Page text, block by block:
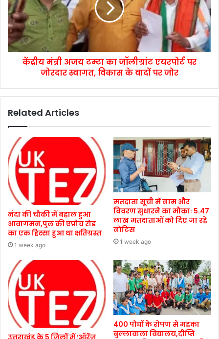
केंद्रीय मंत्री अजय टम्टा का जॉलीग्रांट एयरपोर्ट पर
जोरदार स्वागत, विकास के वादों पर जोर
Related Articles
नंदा की चौकी में बहाल हुआ
आवागमन,पुल की एप्रोच रोड
का एक हिस्सा हुआ था क्षतिग्रस्त
1 week ago
मतदाता सूची में नाम और
विवरण सुधारने का मौकाः 5.47
लाख मतदाताओं को दिए जा रहे
नोटिस
1 week ago
400 पौधों के रोपण से महका
बुल्लावाला विद्यालय,दीप्ति